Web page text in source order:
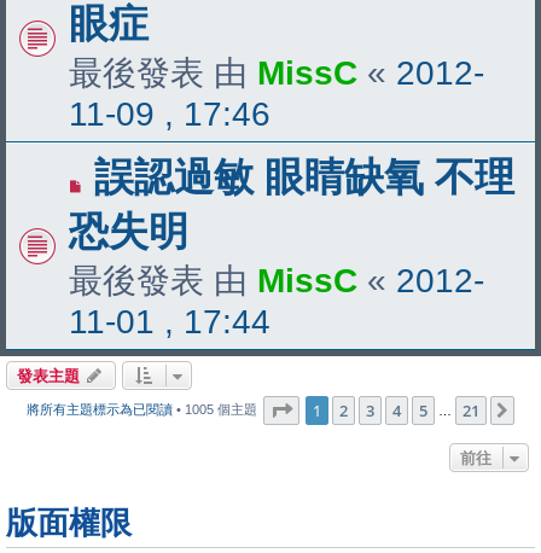
眼症
最後發表 由 MissC « 2012-
11-09 , 17:46
誤認過敏 眼睛缺氧 不理
恐失明
最後發表 由 MissC « 2012-
11-01 , 17:44
發表主題
將所有主題標示為已閱讀 • 1005 個主題 1 頁 (共21 頁)
1 2 3 4 5 21
前往
版面權限